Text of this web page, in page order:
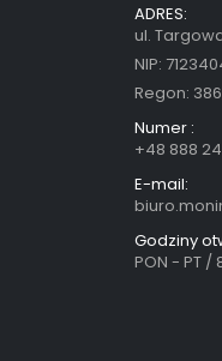
ADRES:
ul.
NIP:
Regon:
Numer :
+48 888
E-mail:
Godziny
PON - PT /